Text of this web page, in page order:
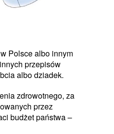
Polsce albo innym
przepisów
albo dziadek.
zdrowotnego, za
przez
budżet państwa –